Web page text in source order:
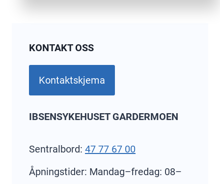
KONTAKT OSS
Kontaktskjema
IBSENSYKEHUSET GARDERMOEN
Sentralbord: 47 77 67 00
Åpningstider: Mandag–fredag: 08–